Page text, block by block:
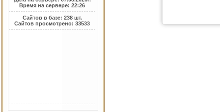
Время на сервере: 22:26
Сайтов в базе: 238 шт.
Сайтов просмотрено: 33533